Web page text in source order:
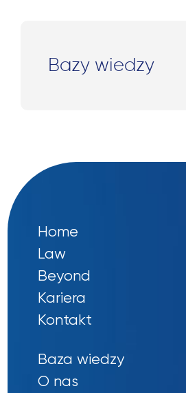
Bazy wiedzy
Home
Law
Beyond
Kariera
Kontakt
Baza wiedzy
O nas